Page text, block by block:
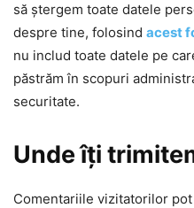
să ștergem toate datele
despre tine, folosind acest
nu includ toate datele pe
păstrăm în scopuri
securitate.
Unde îți
Comentariile vizitatorilor